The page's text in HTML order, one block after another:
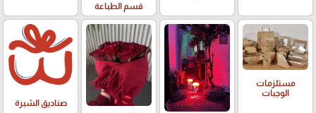
قسم الطباعة
مستلزمات
الوجبات
صناديق الشبرة